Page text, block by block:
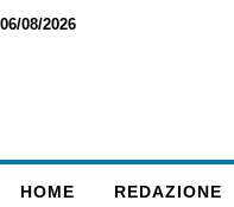
06/08/2026
HOME REDAZIONE